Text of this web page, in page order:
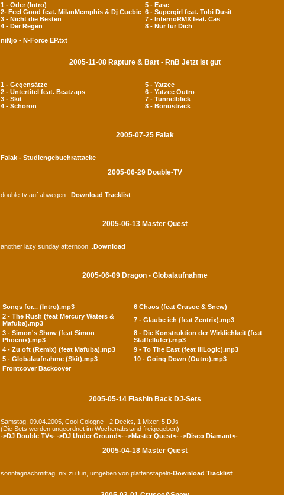
1 - Oder (Intro)
5 - Ease
2- Feel Good feat. MilanMemphis & Dj Cuebic 6 - Supergirl feat. Tobi Dusit
3 - Nicht die Besten
7 - InfernoRMX feat. Cas
4 - Der Regen
8 - Nur für Dich
niNjo - N-Force EP.txt
2005-11-08 Rapture & Bart - RnB Jetzt ist gut
1 - Gegensätze
5 - Yatzee
2 - Untertitel feat. Beatzaps
6 - Yatzee Outro
3 - Skit
7 - Tunnelblick
4 - Schoron
8 - Bonustrack
2005-07-25 Falak
Falak - Studiengebuehrattacke
2005-06-29 Double-TV
double-tv auf abwegen... Download Tracklist
2005-06-13 Master Quest
another lazy sunday afternoon... Download
2005-06-09 Dragon - Globalaufnahme
Songs for... (Intro).mp3
6 Chaos (feat Crusoe & Snew)
2 - The Rush (feat Mercury Waters &
Mafuba).mp3
7 - Glaube ich (feat Zentrix).mp3
3 - Simon's Show (feat Simon
Phoenix).mp3
8 - Die Konstruktion der Wirklichkeit (feat
Staffellufer).mp3
4 - Zu oft (Remix) (feat Mafuba).mp3
9 - To The East (feat IllLogic).mp3
5 - Globalaufnahme (Skit).mp3
10 - Going Down (Outro).mp3
Frontcover Backcover
2005-05-14 Flashin Back DJ-Sets
Samstag, 09.04.2005, Cool Cologne - 2 Decks, 1 Mixer, 5 DJs
(Die Sets werden ungeordnet im Wochenabstand freigegeben)
->DJ Double TV<- ->DJ Under Ground<- ->Master Quest<- ->Disco Diamant<-
2005-04-18 Master Quest
sonntagnachmittag, nix zu tun, umgeben von plattenstapeln-Download Tracklist